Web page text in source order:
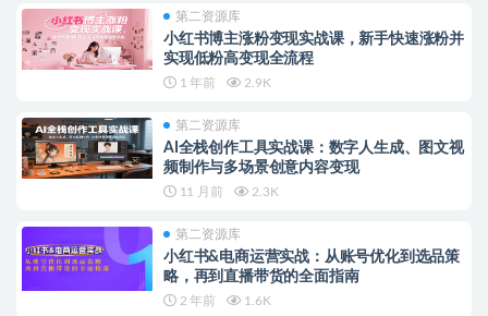
第二资源库
小红书博主涨粉变现实战课，新手快速涨粉并
实现低粉高变现全流程
1 年前 2.9K
第二资源库
AI全栈创作工具实战课：数字人生成、图文视
频制作与多场景创意内容变现
11 月前 2.3K
第二资源库
小红书&电商运营实战：从账号优化到选品策
略，再到直播带货的全面指南
2 年前 1.6K